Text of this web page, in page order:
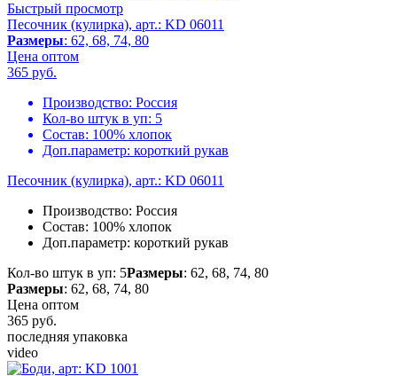
Быстрый просмотр
Песочник (кулирка), арт.: KD 06011
Размеры: 62, 68, 74, 80
Цена оптом
365 руб.
Производство: Россия
Кол-во штук в уп: 5
Состав: 100% хлопок
Доп.параметр: короткий рукав
Песочник (кулирка), арт.: KD 06011
Производство: Россия
Состав: 100% хлопок
Доп.параметр: короткий рукав
Кол-во штук в уп: 5Размеры: 62, 68, 74, 80
Размеры: 62, 68, 74, 80
Цена оптом
365 руб.
последняя упаковка
video